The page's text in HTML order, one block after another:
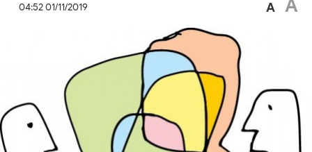
04:52 01/11/2019 A A